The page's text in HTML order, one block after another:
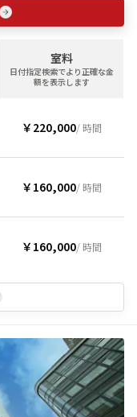
室料
日付指定検索でより正確な金
額を表示します
￥220,000/ 時間
￥160,000/ 時間
￥160,000/ 時間